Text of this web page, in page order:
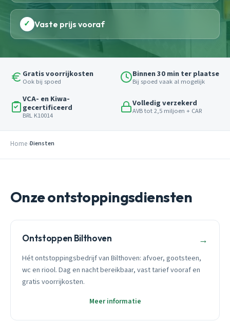
✓ Vaste prijs vooraf
Gratis voorrijkosten
Ook bij spoed
Binnen 30 min ter plaatse
Bij spoed vaak al mogelijk
VCA- en Kiwa-
gecertificeerd
BRL K10014
Volledig verzekerd
AVB tot 2,5 miljoen + CAR
Home Diensten
Onze ontstoppingsdiensten
Ontstoppen Bilthoven →
Hét ontstoppingsbedrijf van Bilthoven: afvoer, gootsteen,
wc en riool. Dag en nacht bereikbaar, vast tarief vooraf en
gratis voorrijkosten.
Meer informatie